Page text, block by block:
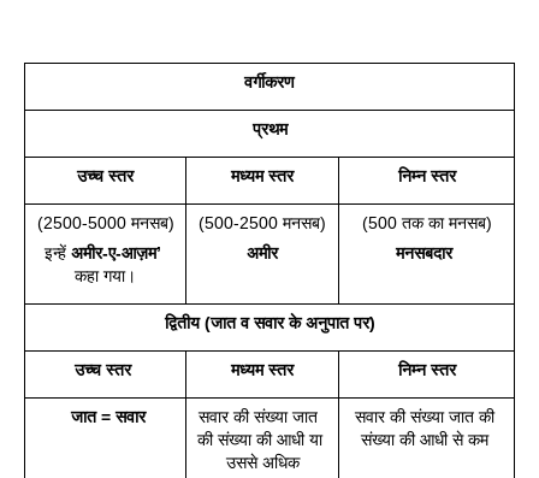
वर्गीकरण
प्रथम
उच्च स्तर मध्यम स्तर निम्न स्तर
(2500-5000 मनसब)
इन्हें अमीर-ए-आज़म’
कहा गया।
(500-2500 मनसब)
अमीर
(500 तक का मनसब)
मनसबदार
द्वितीय (जात व सवार के अनुपात पर)
उच्च स्तर मध्यम स्तर निम्न स्तर
जात = सवार
सवार की संख्या जात
की संख्या की आधी या
उससे अधिक
सवार की संख्या जात की
संख्या की आधी से कम